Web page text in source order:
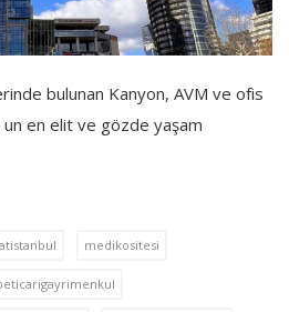
bulunan Kanyon, AVM ve ofis
un en elit ve gözde yaşam
medikositesi